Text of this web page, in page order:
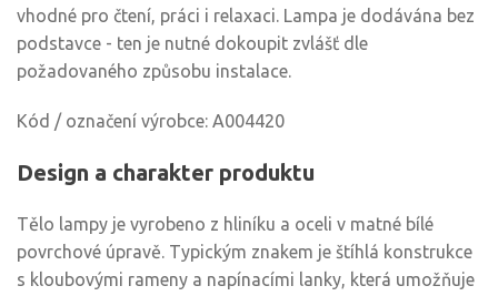
vhodné pro čtení, práci i relaxaci. Lampa je dodávána bez
podstavce - ten je nutné dokoupit zvlášť dle
požadovaného způsobu instalace.
Kód / označení výrobce: A004420
Design a charakter produktu
Tělo lampy je vyrobeno z hliníku a oceli v matné bílé
povrchové úpravě. Typickým znakem je štíhlá konstrukce
s kloubovými rameny a napínacími lanky, která umožňuje